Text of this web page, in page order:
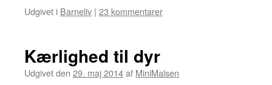
Udgivet i Barneliv | 23 kommentarer
Kærlighed til dyr
Udgivet den 29. maj 2014af MiniMalsen